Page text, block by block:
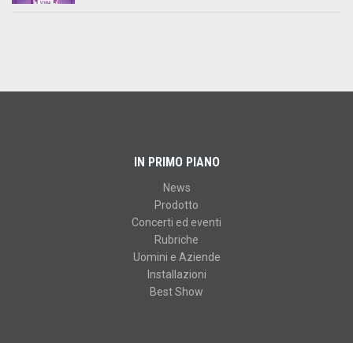
IN PRIMO PIANO
News
Prodotto
Concerti ed eventi
Rubriche
Uomini e Aziende
Installazioni
Best Show